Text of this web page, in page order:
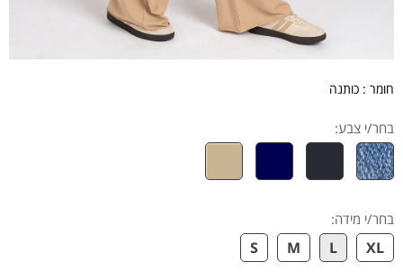
חומר : כותנה
בחר/י צבע:
בחר/י מידה:
XL
L
M
S